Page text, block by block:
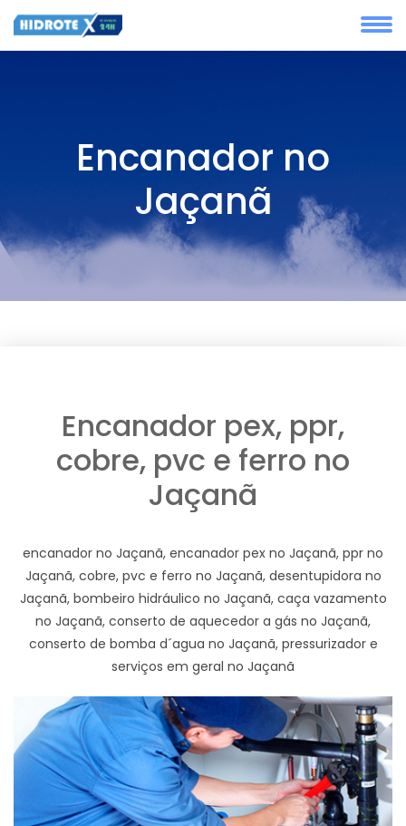
Encanador no
Jaçanã
Encanador pex, ppr,
cobre, pvc e ferro no
Jaçanã
encanador no Jaçanã, encanador pex no Jaçanã, ppr no
Jaçanã, cobre, pvc e ferro no Jaçanã, desentupidora no
Jaçanã, bombeiro hidráulico no Jaçanã, caça vazamento
no Jaçanã, conserto de aquecedor a gás no Jaçanã,
conserto de bomba d´agua no Jaçanã, pressurizador e
serviços em geral no Jaçanã